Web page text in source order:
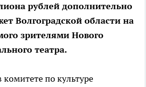
рублей дополнительно
Волгоградской области на
зрителями Нового
театра.
по культуре